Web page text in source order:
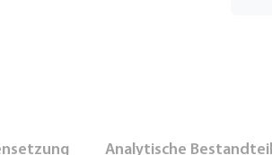
Analytische